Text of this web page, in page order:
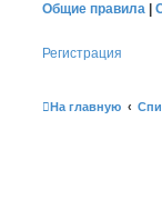
Общие правила
Регистрация
На главную